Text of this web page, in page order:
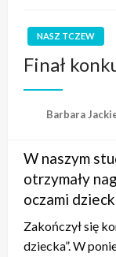
NASZ TCZEW
Finał
Barbara
W naszym
otrzymały
oczami
Zakończył się
dziecka”. W